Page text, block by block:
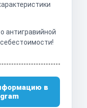
антигравийной
в